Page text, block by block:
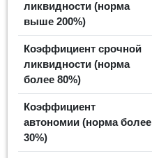
ликвидности (норма
выше 200%)
Коэффициент срочной
ликвидности (норма
более 80%)
Коэффициент
автономии (норма более
30%)